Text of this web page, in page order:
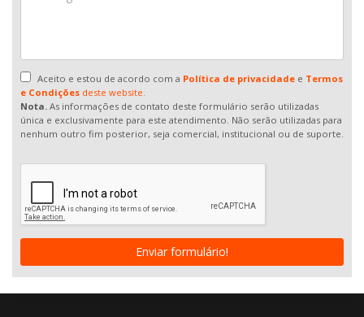
Aceito e estou de acordo com a Política de privacidadee Termos
e Condições deste website.
Nota. As informações de contato deste formulário serão utilizadas
única e exclusivamente para este atendimento. Não serão utilizadas para
nenhum outro fim posterior, seja comercial, institucional ou de suporte.
Enviar formulário!